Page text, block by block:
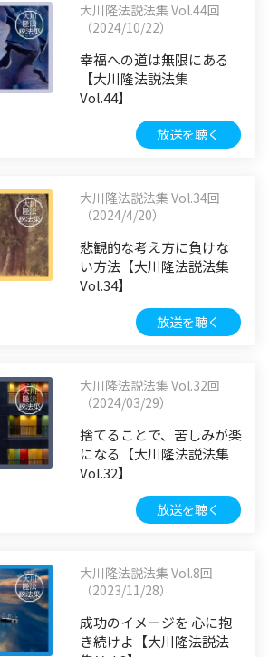
大川隆法説法集 Vol.44回
（2024/10/22）
幸福への道は無限にある
【大川隆法説法集
Vol.44】
放送を聴く
大川隆法説法集 Vol.34回
（2024/4/20）
悲観的な考え方に負けな
い方法【大川隆法説法集
Vol.34】
放送を聴く
大川隆法説法集 Vol.32回
（2024/03/29）
捨てることで、苦しみが楽
になる【大川隆法説法集
Vol.32】
放送を聴く
大川隆法説法集 Vol.8回
（2023/11/28）
成功のイメージを 心に抱
き続けよ【大川隆法説法